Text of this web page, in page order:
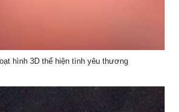
hình 3D thể hiện tình yêu thương